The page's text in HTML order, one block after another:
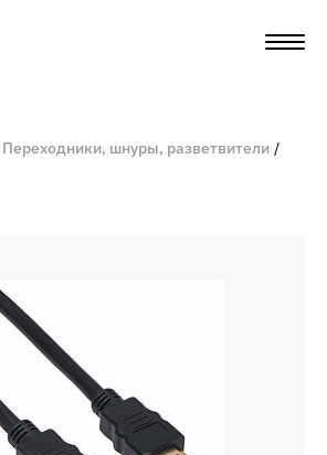
Переходники, шнуры, разветвители